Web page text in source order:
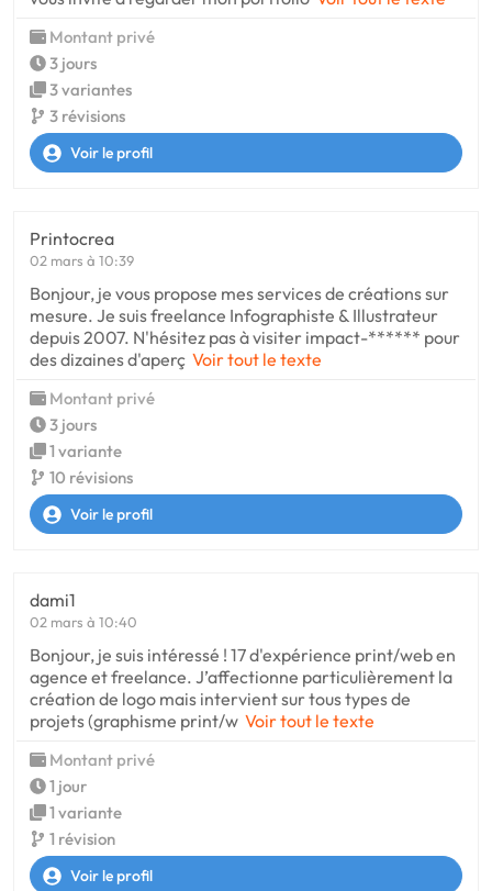
Montant privé
3 jours
3 variantes
3 révisions
Voir le profil
Printocrea
02 mars à 10:39
Bonjour, je vous propose mes services de créations sur
mesure. Je suis freelance Infographiste & Illustrateur
depuis 2007. N'hésitez pas à visiter impact-****** pour
des dizaines d'aperç Voir tout le texte
Montant privé
3 jours
1 variante
10 révisions
Voir le profil
dami1
02 mars à 10:40
Bonjour, je suis intéressé ! 17 d'expérience print/web en
agence et freelance. J’affectionne particulièrement la
création de logo mais intervient sur tous types de
projets (graphisme print/w Voir tout le texte
Montant privé
1 jour
1 variante
1 révision
Voir le profil